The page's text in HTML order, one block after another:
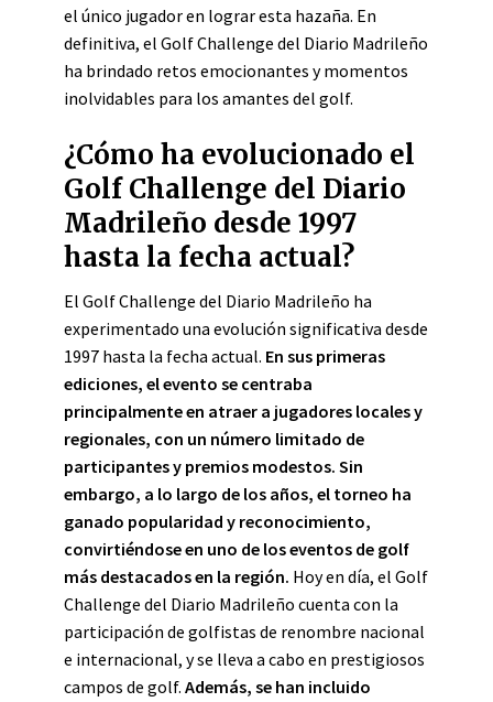
el único jugador en lograr esta hazaña. En
definitiva, el Golf Challenge del Diario Madrileño
ha brindado retos emocionantes y momentos
inolvidables para los amantes del golf.
¿Cómo ha evolucionado el
Golf Challenge del Diario
Madrileño desde 1997
hasta la fecha actual?
El Golf Challenge del Diario Madrileño ha
experimentado una evolución significativa desde
1997 hasta la fecha actual. En sus primeras
ediciones, el evento se centraba
principalmente en atraer a jugadores locales y
regionales, con un número limitado de
participantes y premios modestos. Sin
embargo, a lo largo de los años, el torneo ha
ganado popularidad y reconocimiento,
convirtiéndose en uno de los eventos de golf
más destacados en la región. Hoy en día, el Golf
Challenge del Diario Madrileño cuenta con la
participación de golfistas de renombre nacional
e internacional, y se lleva a cabo en prestigiosos
campos de golf. Además, se han incluido